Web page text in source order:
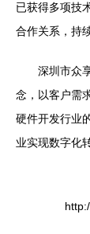
已获得多项技
合作关系，持
深圳市众
念，以客户需
硬件开发行业
业实现数字化